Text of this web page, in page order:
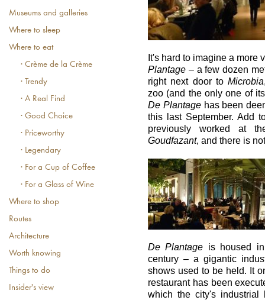
Museums and galleries
Where to sleep
Where to eat
· Crème de la Crème
· Trendy
· A Real Find
· Good Choice
· Priceworthy
· Legendary
· For a Cup of Coffee
· For a Glass of Wine
Where to shop
Routes
Architecture
Worth knowing
Things to do
Insider's view
It's hard to imagine a more
Plantage – a few dozen
right next door to Microbia
zoo (and the only one of
De Plantagehas been
this last September. Add
previously worked at
Goudfazant, and there is
De Plantage is housed in
century – a gigantic
shows used to be held. It
restaurant has been
which the city's industrial